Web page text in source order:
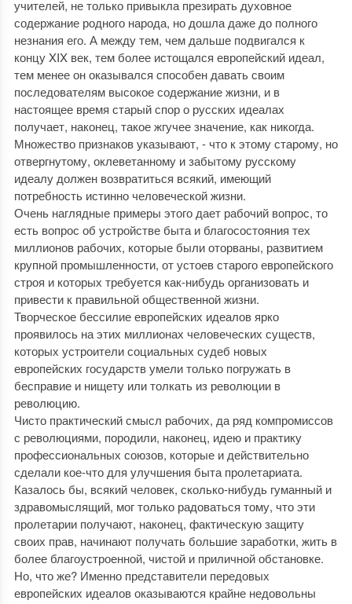
учителей, не только привыкла презирать духовное
содержание родного народа, но дошла даже до полного
незнания его. А между тем, чем дальше подвигался к
концу XIX век, тем более истощался европейский идеал,
тем менее он оказывался способен давать своим
последователям высокое содержание жизни, и в
настоящее время старый спор о русских идеалах
получает, наконец, такое жгучее значение, как никогда.
Множество признаков указывают, - что к этому старому, но
отвергнутому, оклеветанному и забытому русскому
идеалу должен возвратиться всякий, имеющий
потребность истинно человеческой жизни.
Очень наглядные примеры этого дает рабочий вопрос, то
есть вопрос об устройстве быта и благосостояния тех
миллионов рабочих, которые были оторваны, развитием
крупной промышленности, от устоев старого европейского
строя и которых требуется как-нибудь организовать и
привести к правильной общественной жизни.
Творческое бессилие европейских идеалов ярко
проявилось на этих миллионах человеческих существ,
которых устроители социальных судеб новых
европейских государств умели только погружать в
бесправие и нищету или толкать из революции в
революцию.
Чисто практический смысл рабочих, да ряд компромиссов
с революциями, породили, наконец, идею и практику
профессиональных союзов, которые и действительно
сделали кое-что для улучшения быта пролетариата.
Казалось бы, всякий человек, сколько-нибудь гуманный и
здравомыслящий, мог только радоваться тому, что эти
пролетарии получают, наконец, фактическую защиту
своих прав, начинают получать большие заработки, жить в
более благоустроенной, чистой и приличной обстановке.
Но, что же? Именно представители передовых
европейских идеалов оказываются крайне недовольны